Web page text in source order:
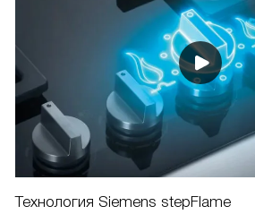
Технология Siemens stepFlame